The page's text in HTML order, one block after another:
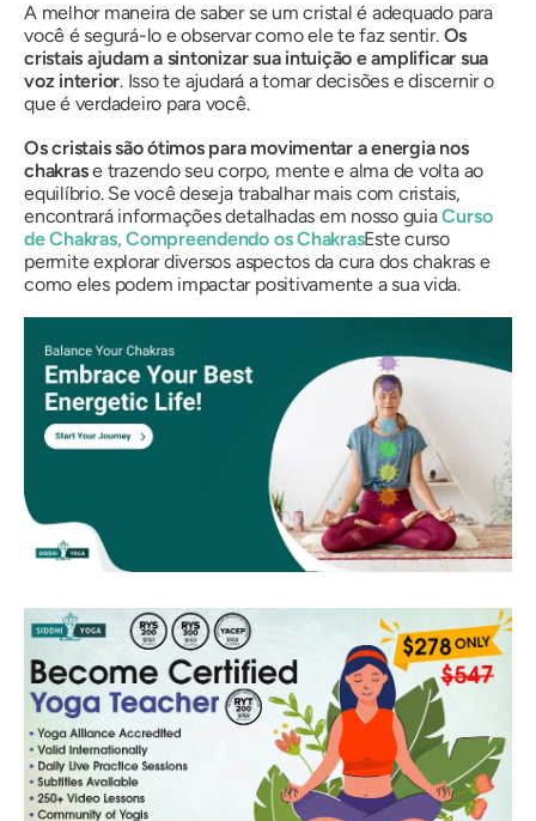
A melhor maneira de saber se um cristal é adequado para
você é segurá-lo e observar como ele te faz sentir. Os
cristais ajudam a sintonizar sua intuição e amplificar sua
voz interior. Isso te ajudará a tomar decisões e discernir o
que é verdadeiro para você.
Os cristais são ótimos para movimentar a energia nos
chakrase trazendo seu corpo, mente e alma de volta ao
equilíbrio. Se você deseja trabalhar mais com cristais,
encontrará informações detalhadas em nosso guiaCurso
de Chakras, Compreendendo os ChakrasEste curso
permite explorar diversos aspectos da cura dos chakras e
como eles podem impactar positivamente a sua vida.